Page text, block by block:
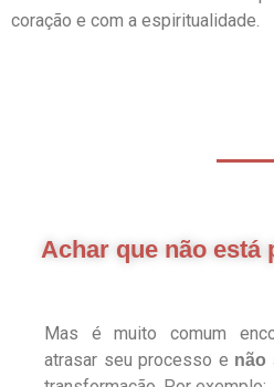
coração e com a espiritualidade.
Achar que não está
Mas é muito comum
atrasar seu processo e não